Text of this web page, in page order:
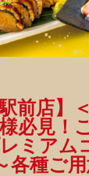
駅前店】
必見！
レミアム
各種ご用